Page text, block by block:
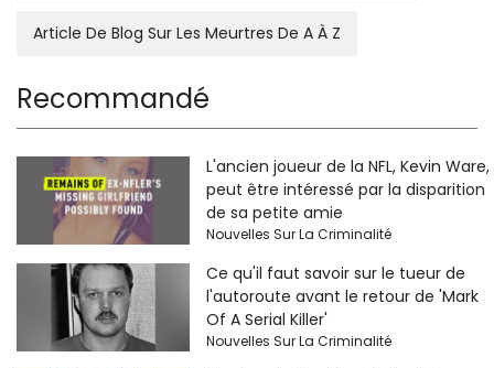
Article De Blog Sur Les Meurtres De A À Z
Recommandé
L'ancien joueur de la NFL, Kevin Ware,
peut être intéressé par la disparition
de sa petite amie
Nouvelles Sur La Criminalité
Ce qu'il faut savoir sur le tueur de
l'autoroute avant le retour de 'Mark
Of A Serial Killer'
Nouvelles Sur La Criminalité